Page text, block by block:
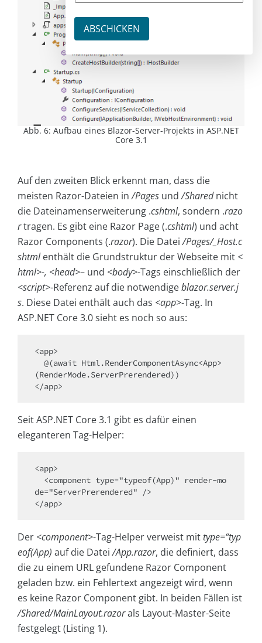
Abb. 6: Aufbau eines Blazor-Server-Projekts in ASP.NET
Core 3.1
Auf den zweiten Blick erkennt man, dass die
meisten Razor-Dateien in/Pages und/Sharednicht
die Dateinamenserweiterung .cshtml, sondern .razo
rtragen. Es gibt eine Razor Page (.cshtml) und acht
Razor Components (.razor). Die Datei/Pages/_Host.c
shtmlenthält die Grundstruktur der Webseite mit <
html>-, <head>– und <body>-Tags einschließlich der
<script>-Referenz auf die notwendigeblazor.server.j
s. Diese Datei enthält auch das <app>-Tag. In
ASP.NET Core 3.0 sieht es noch so aus:
<app>
(RenderMode.ServerPrerendered))
Seit ASP.NET Core 3.1 gibt es dafür einen
eleganteren Tag-Helper:
<app>
de="ServerPrerendered" />
Der <component>-Tag-Helper verweist mittype=“typ
eof(App) auf die Datei/App.razor, die definiert, dass
die zu einem URL gefundene Razor Component
geladen bzw. ein Fehlertext angezeigt wird, wenn
es keine Razor Component gibt. In beiden Fällen ist
/Shared/MainLayout.razorals Layout-Master-Seite
festgelegt (Listing 1).